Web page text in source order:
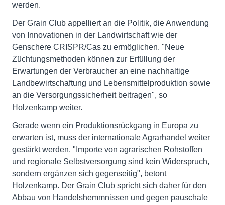
werden.
Der Grain Club appelliert an die Politik, die Anwendung
von Innovationen in der Landwirtschaft wie der
Genschere CRISPR/Cas zu ermöglichen. "Neue
Züchtungsmethoden können zur Erfüllung der
Erwartungen der Verbraucher an eine nachhaltige
Landbewirtschaftung und Lebensmittelproduktion sowie
an die Versorgungssicherheit beitragen", so
Holzenkamp weiter.
Gerade wenn ein Produktionsrückgang in Europa zu
erwarten ist, muss der internationale Agrarhandel weiter
gestärkt werden. "Importe von agrarischen Rohstoffen
und regionale Selbstversorgung sind kein Widerspruch,
sondern ergänzen sich gegenseitig", betont
Holzenkamp. Der Grain Club spricht sich daher für den
Abbau von Handelshemmnissen und gegen pauschale